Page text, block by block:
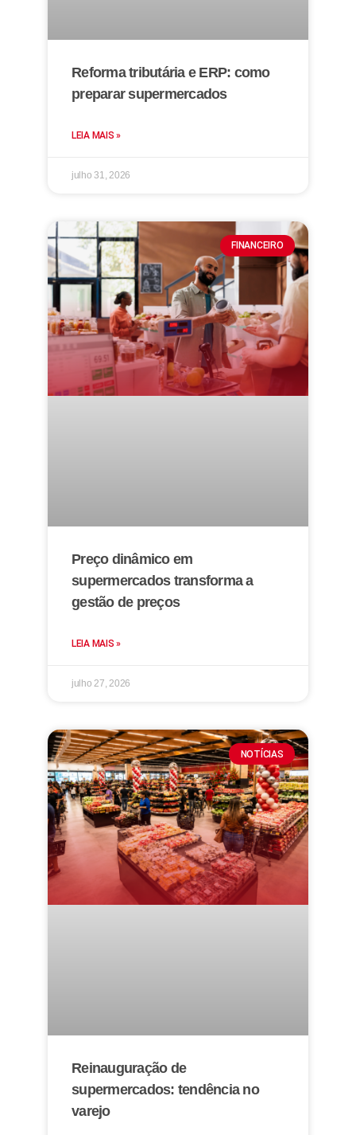
Reforma tributária e ERP: como
preparar supermercados
LEIA MAIS »
julho 31, 2026
FINANCEIRO
Preço dinâmico em
supermercados transforma a
gestão de preços
LEIA MAIS »
julho 27, 2026
NOTÍCIAS
Reinauguração de
supermercados: tendência no
varejo